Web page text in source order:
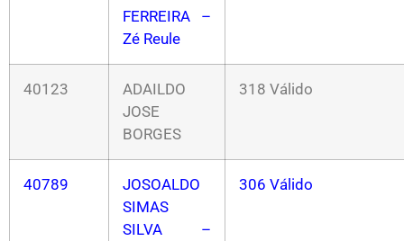
FERREIRA –
Zé Reule
40123
ADAILDO
JOSE
BORGES
318 Válido
40789
JOSOALDO
SIMAS
SILVA –
306 Válido